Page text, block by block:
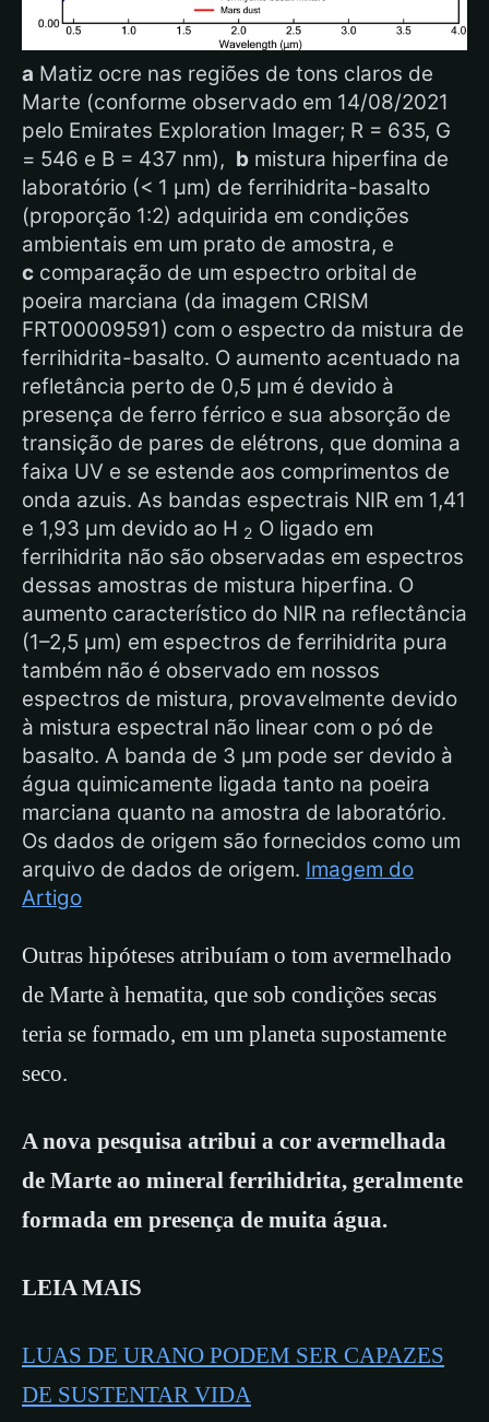
a Matiz ocre nas regiões de tons claros de
Marte (conforme observado em 14/08/2021
pelo Emirates Exploration Imager; R = 635, G
= 546 e B = 437 nm), b mistura hiperfina de
laboratório (< 1 µm) de ferrihidrita-basalto
(proporção 1:2) adquirida em condições
ambientais em um prato de amostra, e
c comparação de um espectro orbital de
poeira marciana (da imagem CRISM
FRT00009591) com o espectro da mistura de
ferrihidrita-basalto. O aumento acentuado na
refletância perto de 0,5 µm é devido à
presença de ferro férrico e sua absorção de
transição de pares de elétrons, que domina a
faixa UV e se estende aos comprimentos de
onda azuis. As bandas espectrais NIR em 1,41
e 1,93 µm devido ao H 2 O ligado em
ferrihidrita não são observadas em espectros
dessas amostras de mistura hiperfina. O
aumento característico do NIR na reflectância
(1–2,5 µm) em espectros de ferrihidrita pura
também não é observado em nossos
espectros de mistura, provavelmente devido
à mistura espectral não linear com o pó de
basalto. A banda de 3 µm pode ser devido à
água quimicamente ligada tanto na poeira
marciana quanto na amostra de laboratório.
Os dados de origem são fornecidos como um
arquivo de dados de origem. Imagem do
Artigo
Outras hipóteses atribuíam o tom avermelhado
de Marte à hematita, que sob condições secas
teria se formado, em um planeta supostamente
seco.
A nova pesquisa atribui a cor avermelhada
de Marte ao mineral ferrihidrita, geralmente
formada em presença de muita água.
LEIA MAIS
LUAS DE URANO PODEM SER CAPAZES
DE SUSTENTAR VIDA